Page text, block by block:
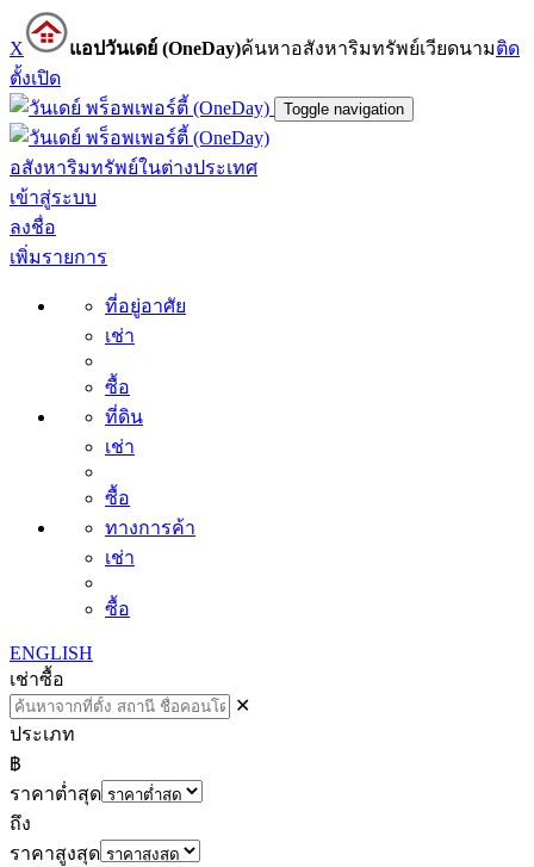
X แอปวันเดย์ (OneDay)ค้นหาอสังหาริมทรัพย์เวียดนามติด
ตั้งเปิด
Toggle navigation
อสังหาริมทรัพย์ในต่างประเทศ
เข้าสู่ระบบ
ลงชื่อ
เพิ่มรายการ
ที่อยู่อาศัย
เช่า
ซื้อ
ที่ดิน
เช่า
ซื้อ
ทางการค้า
เช่า
ซื้อ
ENGLISH
เช่าซื้อ
✕
ประเภท
฿
ราคาต่ำสุด
ถึง
ราคาสูงสุด